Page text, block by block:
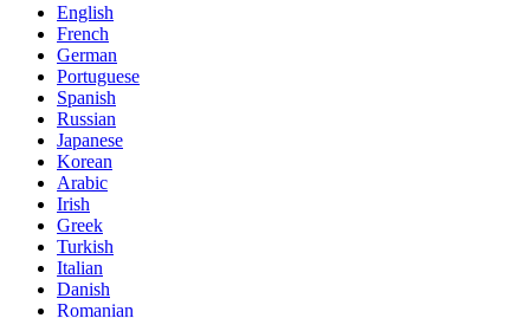
English
French
German
Portuguese
Spanish
Russian
Japanese
Korean
Arabic
Irish
Greek
Turkish
Italian
Danish
Romanian